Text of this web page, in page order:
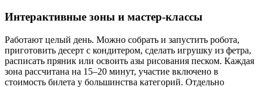
Интерактивные зоны и мастер-классы
Работают целый день. Можно собрать и запустить робота,
приготовить десерт с кондитером, сделать игрушку из фетра,
расписать пряник или освоить азы рисования песком. Каждая
зона рассчитана на 15–20 минут, участие включено в
стоимость билета у большинства категорий. Отдельно